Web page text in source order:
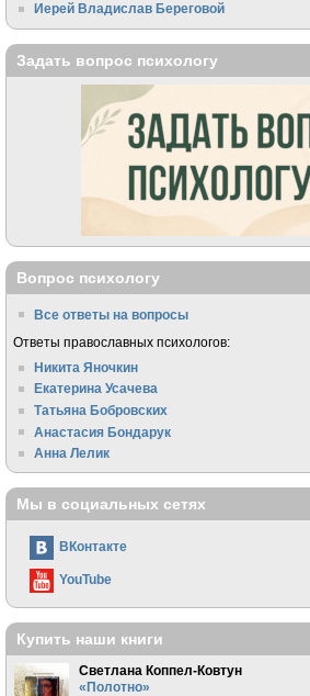
Иерей Владислав Береговой
Задать вопрос психологу
Вопрос психологу
Все ответы на вопросы
Ответы православных психологов:
Никита Яночкин
Екатерина Усачева
Татьяна Бобровских
Анастасия Бондарук
Анна Лелик
Мы в социальных сетях
ВКонтакте
YouTube
Купить наши книги
Светлана Коппел-Ковтун
«Полотно»